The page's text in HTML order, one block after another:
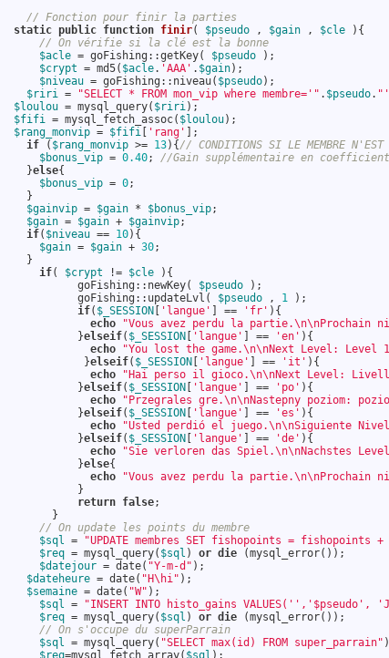
// Fonction pour finir la parties
static public function finir( $pseudo , $gain , $cle ) {
// On vérifie si la clé est la bonne
$acle = goFishing::getKey( $pseudo );
$crypt = md5( $acle. 'AAA' . $gain);
$niveau = goFishing::niveau( $pseudo);
$riri = "SELECT * FROM mon_vip where membre='" . $pseudo.
$loulou = mysql_query( $riri);
$fifi = mysql_fetch_assoc( $loulou);
$rang_monvip = $fifi 'rang'
];
if ( $rang_monvip >= 13){ // CONDITIONS SI LE MEMBRE N'EST
$bonus_vip = 0.40; //Gain supplémentaire en
    }
else{
$bonus_vip = 0;
    }
$gainvip = $gain * $bonus_vip;
$gain = $gain + $gainvip;
if( $niveau == 10){
$gain = $gain + 30;
    }
if( $crypt != $cle ){
            goFishing::newKey(
$pseudo );
            goFishing::updateLvl(
$pseudo , 1 );
if( $_SESSION 'langue' ] == 'fr' ){
echo
"Vous avez perdu la partie.\n\nProchain
            }
elseif( $_SESSION 'langue' ] == 'en' ){
echo
"You lost the game.\n\nNext Level: Level
             }
elseif( $_SESSION 'langue' ] == 'it' ){
echo
"Hai perso il gioco.\n\nNext Level:
            }
elseif( $_SESSION 'langue' ] == 'po' ){
echo
"Przegrales gre.\n\nNastepny poziom:
            }
elseif( $_SESSION 'langue' ] == 'es' ){
echo
"Usted perdió el juego.\n\nSiguiente
            }
elseif( $_SESSION 'langue' ] == 'de' ){
echo
"Sie verloren das Spiel.\n\nNachstes
            }
else{
echo
"Vous avez perdu la partie.\n\nProchain
            }
return false;
        }
// On update les points du membre
$sql = "UPDATE membres SET fishopoints = fishopoints +
$req = mysql_query( $sql ) or die (mysql_error());
$datejour = date( "Y-m-d" );
$dateheure = date( "H\hi" );
$semaine = date( "W" );
$sql =
"INSERT INTO histo_gains
$req = mysql_query( $sql ) or die (mysql_error());
// On s'occupe du superParrain
$sql = mysql_query( "SELECT max(id) FROM super_parrain"
$req=mysql_fetch_array( $sql );